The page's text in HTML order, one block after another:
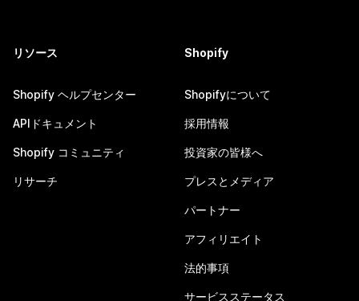
リソース
Shopify ヘルプセンター
APIドキュメント
Shopify コミュニティ
リサーチ
Shopify
Shopifyについて
採用情報
投資家の皆様へ
プレスとメディア
パートナー
アフィリエイト
法的事項
サービスステータス